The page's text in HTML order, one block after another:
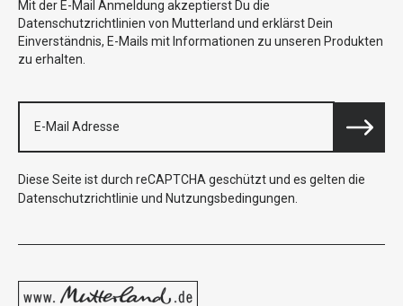
Mit der E-Mail Anmeldung akzeptierst Du die
Datenschutzrichtlinien von Mutterland und erklärst Dein
Einverständnis, E-Mails mit Informationen zu unseren Produkten
zu erhalten.
Diese Seite ist durch reCAPTCHA geschützt und es gelten die
Datenschutzrichtlinie und Nutzungsbedingungen